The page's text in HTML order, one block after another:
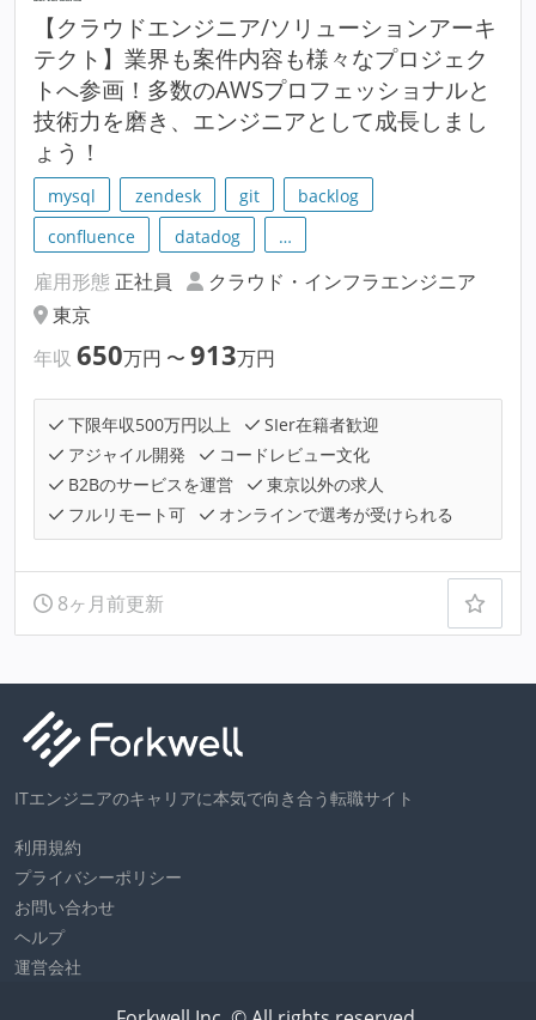
【クラウドエンジニア/ソリューションアーキ
テクト】業界も案件内容も様々なプロジェク
トへ参画！多数のAWSプロフェッショナルと
技術力を磨き、エンジニアとして成長しまし
ょう！
mysql zendesk git
backlog
confluence
datadog …
雇用形態 正社員
クラウド・インフラエンジニア
東京
年収 650万円 〜 913万円
下限年収500万円以上
SIer在籍者歓迎
アジャイル開発
コードレビュー文化
B2Bのサービスを運営
東京以外の求人
フルリモート可
オンラインで選考が受けられる
8ヶ月前更新
ITエンジニアのキャリアに本気で向き合う転職サイト
利用規約
プライバシーポリシー
お問い合わせ
ヘルプ
運営会社